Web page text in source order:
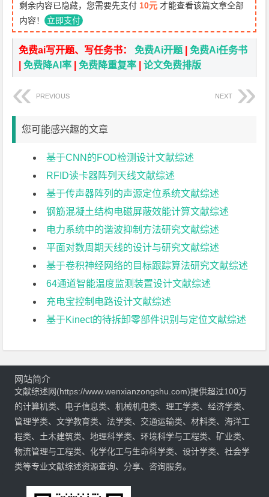
剩余内容已隐藏，您需要先支付 10元 才能查看该篇文章全部
内容！ 立即支付
免费ai写开题、写任务书：免费Ai开题 |免费Ai任务书
|免费降AI率 |免费降重复率 |论文免费排版
PREVIOUS NEXT
您可能感兴趣的文章
基于CNN的FOD检测设计文献综述
RFID读卡器阵列天线文献综述
基于传声器阵列的声源定位系统文献综述
钢筋混凝土结构电磁屏蔽效能计算文献综述
电力系统中的谐波抑制方法研究文献综述
平面对数周期天线的设计与研究文献综述
基于卷积神经网络的目标跟踪算法研究文献综述
64通道智能温度监测装置设计文献综述
充电宝控制电路设计文献综述
基于Kinect的待拆卸零部件识别与定位文献综述
网站简介
文献综述网(https://www.wenxianzongshu.com)提供超过100万
的计算机类、电子信息类、机械机电类、理工学类、经济学类、
管理学类、文学教育类、法学类、交通运输类、材料类、海洋工
程类、土木建筑类、地理科学类、环境科学与工程类、矿业类、
物流管理与工程类、化学化工与生命科学类、设计学类、社会学
类等专业文献综述资源查询、分享、咨询服务。